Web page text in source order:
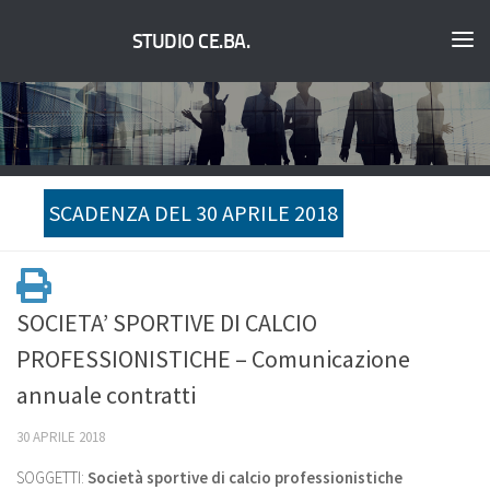
STUDIO CE.BA.
SCADENZA DEL 30 APRILE 2018
SOCIETA’ SPORTIVE DI CALCIO
PROFESSIONISTICHE – Comunicazione
annuale contratti
30 APRILE 2018
SOGGETTI: Società sportive di calcio professionistiche